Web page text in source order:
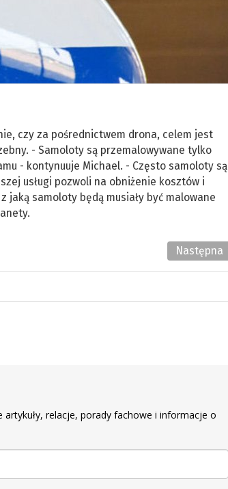
czy za pośrednictwem drona, celem jest
- Samoloty są przemalowywane tylko
- kontynuuje Michael. - Często samoloty są
usługi pozwoli na obniżenie kosztów i
samoloty będą musiały być malowane
Następna
relacje, porady fachowe i informacje o